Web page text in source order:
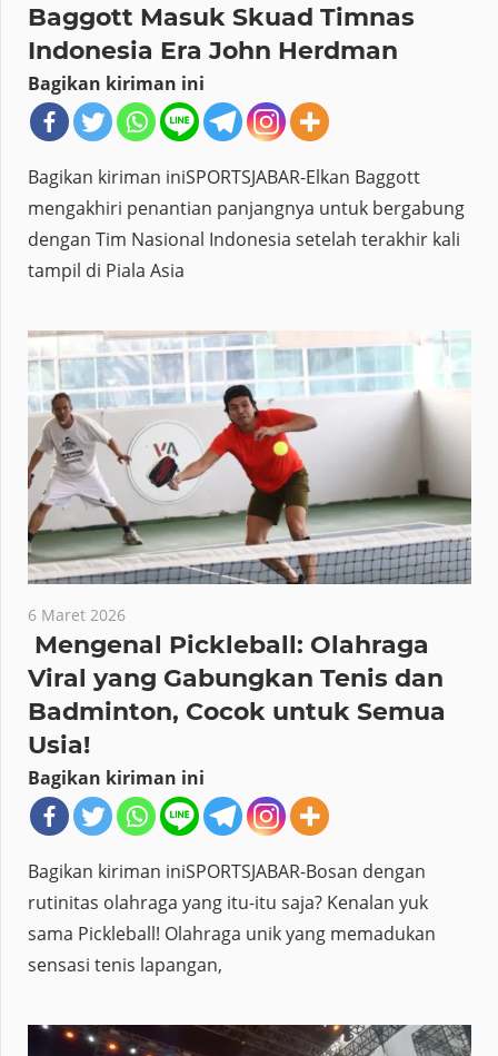
Baggott Masuk Skuad Timnas
Indonesia Era John Herdman
Bagikan kiriman ini
Bagikan kiriman iniSPORTSJABAR-Elkan Baggott
mengakhiri penantian panjangnya untuk bergabung
dengan Tim Nasional Indonesia setelah terakhir kali
tampil di Piala Asia
6 Maret 2026
Mengenal Pickleball: Olahraga
Viral yang Gabungkan Tenis dan
Badminton, Cocok untuk Semua
Usia!
Bagikan kiriman ini
Bagikan kiriman iniSPORTSJABAR-Bosan dengan
rutinitas olahraga yang itu-itu saja? Kenalan yuk
sama Pickleball! Olahraga unik yang memadukan
sensasi tenis lapangan,